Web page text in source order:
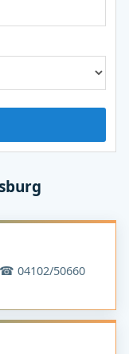
☎ 04102/50660